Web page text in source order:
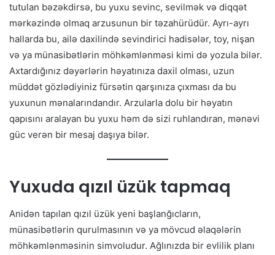
tutulan bəzəkdirsə, bu yuxu sevinc, sevilmək və diqqət
mərkəzində olmaq arzusunun bir təzahürüdür. Ayrı-ayrı
hallarda bu, ailə daxilində sevindirici hadisələr, toy, nişan
və ya münasibətlərin möhkəmlənməsi kimi də yozula bilər.
Axtardığınız dəyərlərin həyatınıza daxil olması, uzun
müddət gözlədiyiniz fürsətin qarşınıza çıxması da bu
yuxunun mənalarındandır. Arzularla dolu bir həyatın
qapısını aralayan bu yuxu həm də sizi ruhlandıran, mənəvi
güc verən bir mesaj daşıya bilər.
Yuxuda qızıl üzük tapmaq
Anidən tapılan qızıl üzük yeni başlanğıcların,
münasibətlərin qurulmasının və ya mövcud əlaqələrin
möhkəmlənməsinin simvoludur. Ağlınızda bir evlilik planı